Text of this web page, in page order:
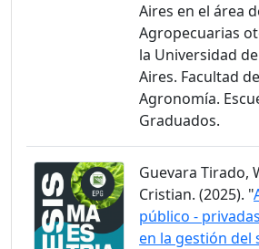
Aires en el área
Agropecuarias
la Universidad
Aires. Facultad de
Agronomía.
Graduados.
Guevara Tirado,
Cristian. (2025). "
público -
en la gestión del